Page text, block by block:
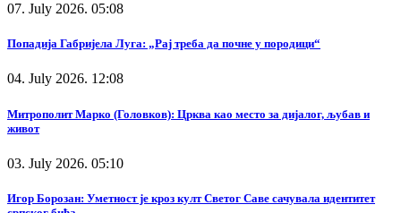
07. July 2026. 05:08
Попадија Габријела Луга: „Рај треба да почне у породици“
04. July 2026. 12:08
Митрополит Марко (Головков): Црква као место за дијалог, љубав и
живот
03. July 2026. 05:10
Игор Борозан: Уметност је кроз култ Светог Саве сачувала идентитет